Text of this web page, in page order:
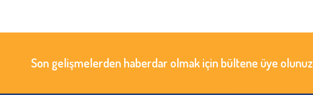
Son gelişmelerden haberdar olmak için bültene üye olunuz